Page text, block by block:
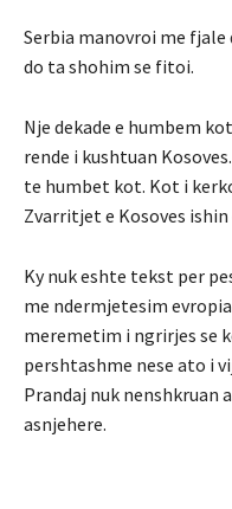
Serbia manovroi me
do ta shohim se fitoi.
Nje dekade e humbem
rende i kushtuan
te humbet kot. Kot i
Zvarritjet e Kosoves
Ky nuk eshte tekst per
me ndermjetesim
meremetim i ngrirjes se
pershtashme nese ato i
Prandaj nuk nenshkruan
asnjehere.